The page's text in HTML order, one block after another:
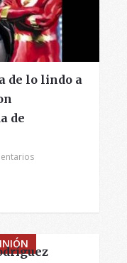
de lo lindo a
de